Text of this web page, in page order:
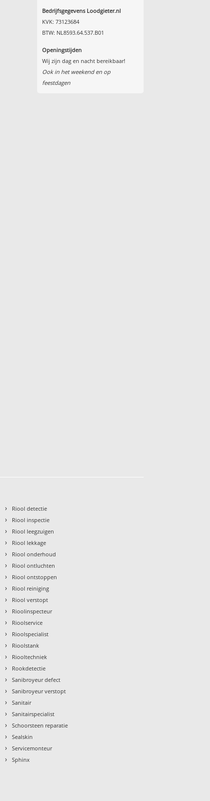
Bedrijfsgegevens Loodgieter.nl
KVK: 73123684
BTW: NL8593.64.537.B01
Openingstijden
Wij zijn dag en nacht bereikbaar!
Ook in het weekend en op
feestdagen
› Riool detectie
› Riool inspectie
› Riool leegzuigen
› Riool lekkage
› Riool onderhoud
› Riool ontluchten
› Riool ontstoppen
› Riool reiniging
› Riool verstopt
› Rioolinspecteur
› Rioolservice
› Rioolspecialist
› Rioolstank
› Riooltechniek
› Rookdetectie
› Sanibroyeur defect
› Sanibroyeur verstopt
› Sanitair
› Sanitairspecialist
› Schoorsteen reparatie
› Sealskin
› Servicemonteur
› Sphinx